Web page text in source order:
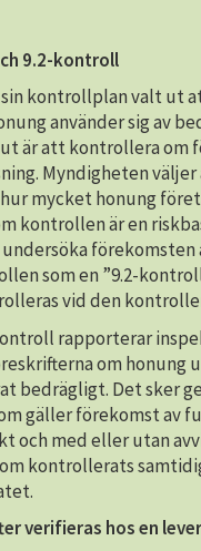
9.2-kontroll
sin kontrollplan valt ut
använder sig av
är att kontrollera om
Myndigheten
mycket honung
kontrollen är en
som en ”9.2-
vid den
rapporterar
om honung
bedrägligt. Det sker
gäller förekomst av
och med eller utan
kontrollerats
verifieras hos en